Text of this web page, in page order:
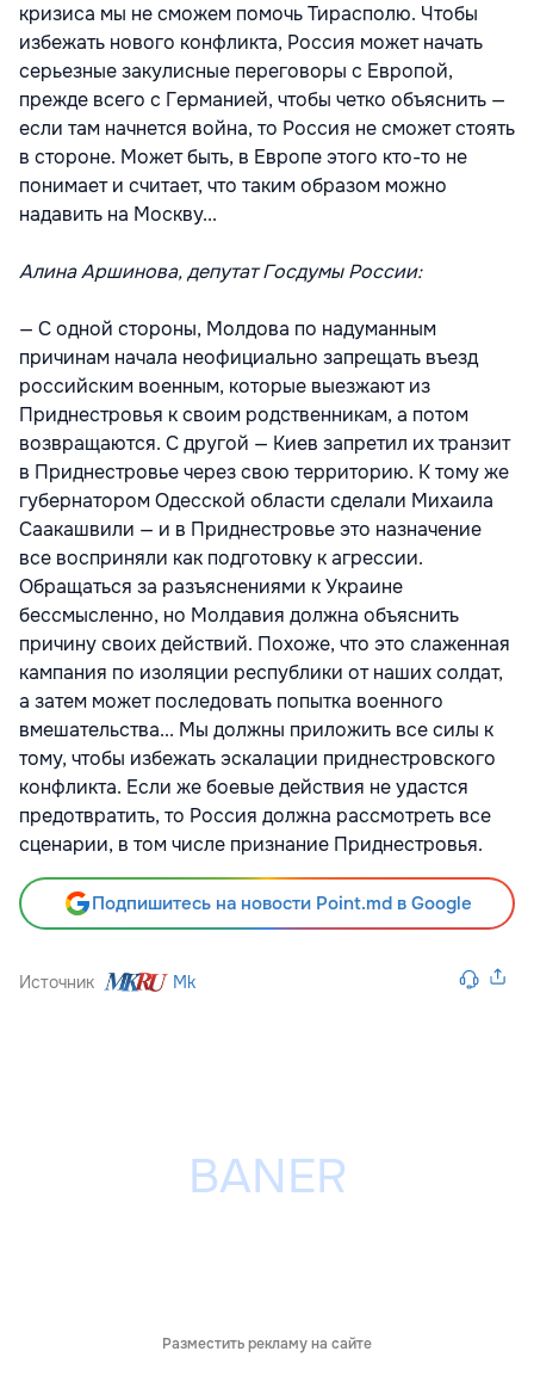
кризиса мы не сможем помочь Тирасполю. Чтобы
избежать нового конфликта, Россия может начать
серьезные закулисные переговоры с Европой,
прежде всего с Германией, чтобы четко объяснить —
если там начнется война, то Россия не сможет стоять
в стороне. Может быть, в Европе этого кто-то не
понимает и считает, что таким образом можно
надавить на Москву...
Алина Аршинова, депутат Госдумы России:
— С одной стороны, Молдова по надуманным
причинам начала неофициально запрещать въезд
российским военным, которые выезжают из
Приднестровья к своим родственникам, а потом
возвращаются. С другой — Киев запретил их транзит
в Приднестровье через свою территорию. К тому же
губернатором Одесской области сделали Михаила
Саакашвили — и в Приднестровье это назначение
все восприняли как подготовку к агрессии.
Обращаться за разъяснениями к Украине
бессмысленно, но Молдавия должна объяснить
причину своих действий. Похоже, что это слаженная
кампания по изоляции республики от наших солдат,
а затем может последовать попытка военного
вмешательства... Мы должны приложить все силы к
тому, чтобы избежать эскалации приднестровского
конфликта. Если же боевые действия не удастся
предотвратить, то Россия должна рассмотреть все
сценарии, в том числе признание Приднестровья.
Подпишитесь на новости Point.md в Google
Источник Mk
Разместить рекламу на сайте